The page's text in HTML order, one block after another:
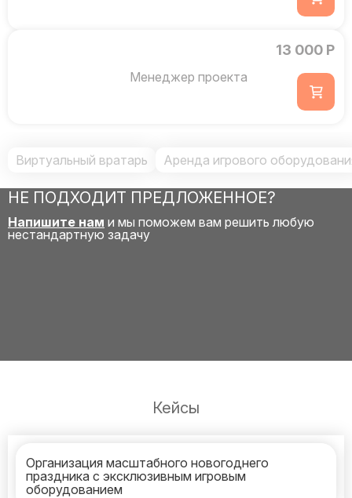
Менеджер проекта
13 000 Р
Виртуальный вратарь Аренда игрового
НЕ ПОДХОДИТ ПРЕДЛОЖЕННОЕ?
Напишите нам и мы поможем вам решить любую
нестандартную задачу
Кейсы
Организация масштабного новогоднего
праздника с эксклюзивным игровым
оборудованием